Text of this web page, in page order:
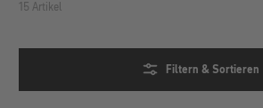
15 Artikel
Filtern & Sortieren